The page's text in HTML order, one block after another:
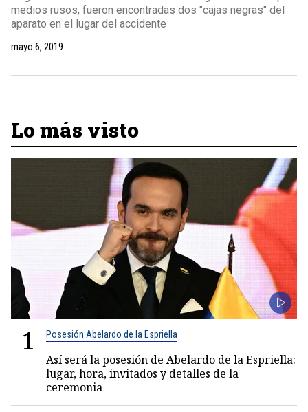
medios rusos, fueron encontradas dos "cajas negras" del
aparato en el lugar del accidente
mayo 6, 2019
Lo más visto
1 Posesión Abelardo de la Espriella
Así será la posesión de Abelardo de la Espriella:
lugar, hora, invitados y detalles de la
ceremonia